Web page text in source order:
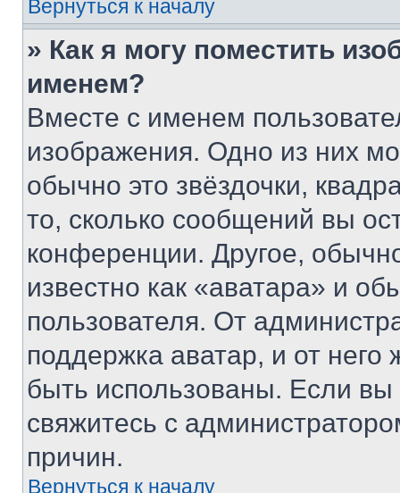
Вернуться к началу
» Как я могу поместить
именем?
Вместе с именем
изображения. Одно из них
обычно это звёздочки,
то, сколько сообщений вы
конференции. Другое,
известно как «аватара» и
пользователя. От
поддержка аватар, и от него
быть использованы. Если
свяжитесь с
причин.
Вернуться к началу